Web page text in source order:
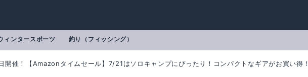
ィンタースポーツ 釣り（フィッシング）
開催！【Amazonタイムセール】7/21はソロキャンプにぴったり！コンパクトなギアがお買い得！